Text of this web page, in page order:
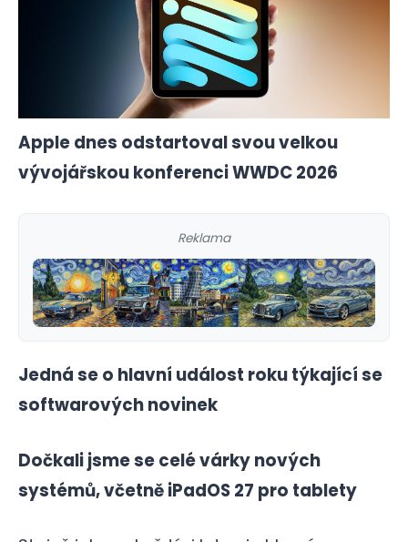
Apple dnes odstartoval svou velkou
vývojářskou konferenci WWDC 2026
Reklama
Jedná se o hlavní událost roku týkající se
softwarových novinek
Dočkali jsme se celé várky nových
systémů, včetně iPadOS 27 pro tablety